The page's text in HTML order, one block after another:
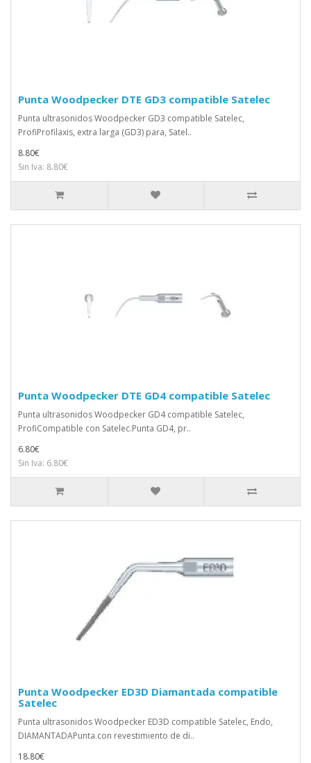
Punta Woodpecker DTE GD3 compatible Satelec
Punta ultrasonidos Woodpecker GD3 compatible Satelec,
ProfiProfilaxis, extra larga (GD3) para, Satel..
8.80€
Sin Iva: 8.80€
Punta Woodpecker DTE GD4 compatible Satelec
Punta ultrasonidos Woodpecker GD4 compatible Satelec,
ProfiCompatible con Satelec.Punta GD4, pr..
6.80€
Sin Iva: 6.80€
Punta Woodpecker ED3D Diamantada compatible
Satelec
Punta ultrasonidos Woodpecker ED3D compatible Satelec, Endo,
DIAMANTADAPunta con revestimiento de di..
18.80€